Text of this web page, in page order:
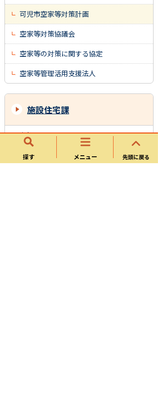
探す メニュー 先頭に戻る
可児市空家等対策計画
空家等対策協議会
空家等の対策に関する協定
空家等管理活用支援法人
施設住宅課
お知らせ
市営住宅